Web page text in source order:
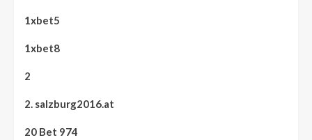
1xbet5
1xbet8
2
2. salzburg2016.at
20 Bet 974